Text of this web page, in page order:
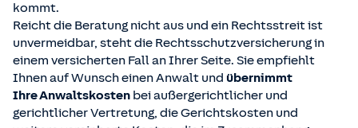
kommt.
Reicht die Beratung nicht aus und ein Rechtsstreit ist
unvermeidbar, steht die Rechtsschutzversicherung in
einem versicherten Fall an Ihrer Seite. Sie empfiehlt
Ihnen auf Wunsch einen Anwalt und übernimmt
Ihre Anwaltskosten bei außergerichtlicher und
gerichtlicher Vertretung, die Gerichtskosten und